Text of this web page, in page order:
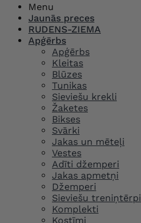
Menu
Jaunās preces
RUDENS-ZIEMA
Apģērbs
Apģērbs
Kleitas
Blūzes
Tunikas
Sieviešu krekli
Žaketes
Bikses
Svārki
Jakas un mēteļi
Vestes
Adīti džemperi
Jakas apmetņi
Džemperi
Sieviešu treniņtērpi
Komplekti
Kostīmi